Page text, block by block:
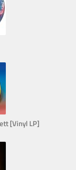
[Vinyl LP]